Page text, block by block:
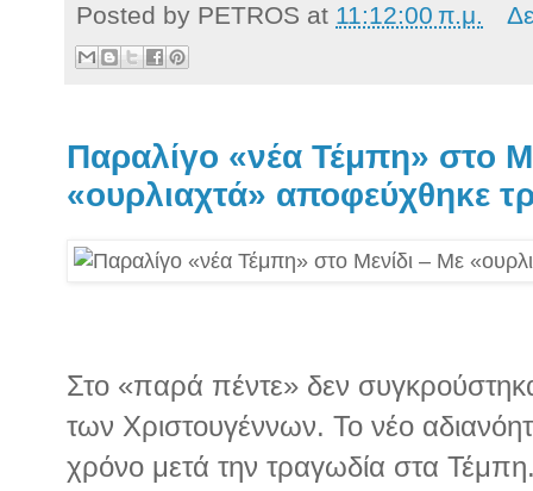
Posted by PETROS at 11:12:00 π.μ.
Παραλίγο «νέα Τέμπη» στο
«ουρλιαχτά» αποφεύχθηκε
Στο «παρά πέντε» δεν
των Χριστουγέννων. Το νέο
χρόνο μετά την τραγωδία στα